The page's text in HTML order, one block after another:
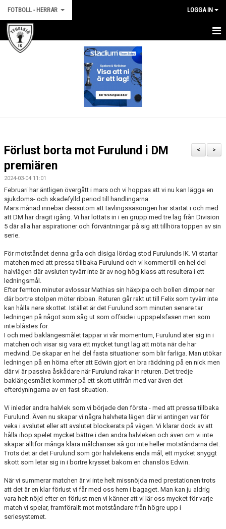
FOTBOLL - HERRAR LOGGA IN
HEM
BILDGALLERI
MATCHER
STATISTIK
>
<
Förlust borta mot Furulund i DM
premiären
2024-03-04 11:01
Februari har äntligen övergått i mars och vi hoppas att vi nu kan lägga en
sjukdoms- och skadefylld period till handlingarna.
Mars månad innebär dessutom att tävlingssäsongen har startat i och med
att DM har dragit igång. Vi har lottats in i en grupp med tre lag från Division
5 där alla har aspirationer och förväntningar på sig att tillhöra toppen av sin
serie.
För motståndet denna gråa och disiga lördag stod Furulunds IK. Vi startar
matchen med att pressa tillbaka Furulund och vi kommer till en hel del
halvlägen där avsluten tyvärr inte är av nog hög klass att resultera i ett
ledningsmål.
Efter femton minuter avlossar Mathias sin häxpipa och bollen dimper ner
där bortre stolpen möter ribban. Returen går rakt ut till Felix som tyvärr inte
kan hålla nere skottet. Istället är det Furulund som minuten senare tar
ledningen på något som såg ut som offside i uppspelsfasen men som
inte blåstes för.
I och med baklängesmålet tappar vi vår momentum, Furulund äter sig in i
matchen och visar sig vara ett mycket tungt lag att möta när de har
medvind. De skapar en hel del fasta situationer som blir farliga. Man utökar
ledningen på en hörna efter att Edwin gjort en bra räddning på en nick men
där vi är passiva åskådare när Furulund rakar in returen. Det tredje
baklängesmålet kommer på ett skott utifrån med var även det
efterdyningarna av en fast situation.
Vi inleder andra halvlek som vi började den första - med att pressa tillbaka
Furulund. Även nu skapar vi några halvheta lägen där vi antingen var för
veka i avslutet eller att avslutet blockerats på vägen. Vi klarar dock av att
hålla ihop spelet mycket bättre i den andra halvleken och även om vi inte
skapar alltför många klara målchanser så gör inte heller motståndarna det.
Trots det är det Furulund som gör halvlekens enda mål, ett mycket snyggt
skott som letar sig in i bortre krysset bakom en chanslös Edwin.
När vi summerar matchen är vi inte helt missnöjda med prestationen trots
att det är en klar förlust vi får med oss hem i bagaget. Man kan ju aldrig
vara helt nöjd efter en förlust men vi känner att vi lär oss mycket för varje
match vi spelar, framförallt mot motståndare från högre upp i
seriesystemet.